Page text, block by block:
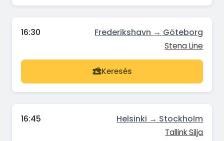
16:30 Frederikshavn → Göteborg
Stena Line
Keresés
16:45 Helsinki → Stockholm
Tallink Silja